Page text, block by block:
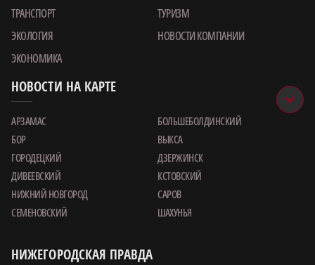
ТРАНСПОРТ
ТУРИЗМ
ЭКОЛОГИЯ
НОВОСТИ КОМПАНИИ
ЭКОНОМИКА
НОВОСТИ НА КАРТЕ
АРЗАМАС
БОЛЬШЕБОЛДИНСКИЙ
БОР
ВЫКСА
ГОРОДЕЦКИЙ
ДЗЕРЖИНСК
ДИВЕЕВСКИЙ
КСТОВСКИЙ
НИЖНИЙ НОВГОРОД
САРОВ
СЕМЕНОВСКИЙ
ШАХУНЬЯ
НИЖЕГОРОДСКАЯ ПРАВДА